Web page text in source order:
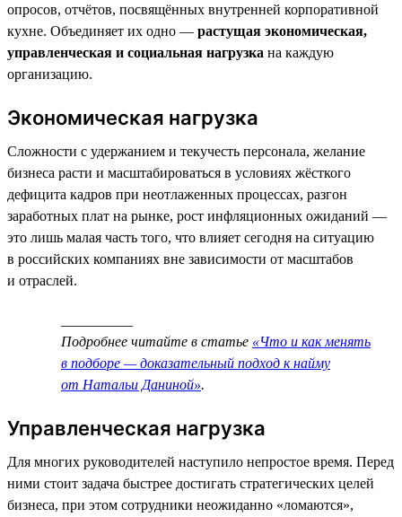
опросов, отчётов, посвящённых внутренней корпоративной
кухне. Объединяет их одно — растущая экономическая,
управленческая и социальная нагрузка на каждую
организацию.
Экономическая нагрузка
Сложности с удержанием и текучесть персонала, желание
бизнеса расти и масштабироваться в условиях жёсткого
дефицита кадров при неотлаженных процессах, разгон
заработных плат на рынке, рост инфляционных ожиданий —
это лишь малая часть того, что влияет сегодня на ситуацию
в российских компаниях вне зависимости от масштабов
и отраслей.
Подробнее читайте в статье «Что и как менять
в подборе — доказательный подход к найму
от Натальи Даниной».
Управленческая нагрузка
Для многих руководителей наступило непростое время. Перед
ними стоит задача быстрее достигать стратегических целей
бизнеса, при этом сотрудники неожиданно «ломаются»,